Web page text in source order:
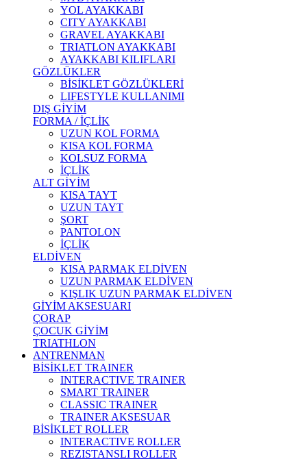
YOL AYAKKABI
CITY AYAKKABI
GRAVEL AYAKKABI
TRIATLON AYAKKABI
AYAKKABI KILIFLARI
GÖZLÜKLER
BİSİKLET GÖZLÜKLERİ
LIFESTYLE KULLANIMI
DIŞ GİYİM
FORMA / İÇLİK
UZUN KOL FORMA
KISA KOL FORMA
KOLSUZ FORMA
İÇLİK
ALT GİYİM
KISA TAYT
UZUN TAYT
ŞORT
PANTOLON
İÇLİK
ELDİVEN
KISA PARMAK ELDİVEN
UZUN PARMAK ELDİVEN
KIŞLIK UZUN PARMAK ELDİVEN
GİYİM AKSESUARI
ÇORAP
ÇOCUK GİYİM
TRIATHLON
ANTRENMAN
BİSİKLET TRAINER
INTERACTIVE TRAINER
SMART TRAINER
CLASSIC TRAINER
TRAINER AKSESUAR
BİSİKLET ROLLER
INTERACTIVE ROLLER
REZISTANSLI ROLLER